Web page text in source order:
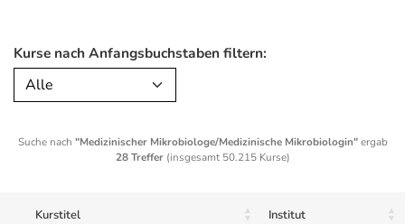
Kurse nach Anfangsbuchstaben filtern:
Alle
Suche nach "Medizinischer Mikrobiologe/Medizinische Mikrobiologin"ergab
28 Treffer(insgesamt 50.215 Kurse)
Kurstitel Institut